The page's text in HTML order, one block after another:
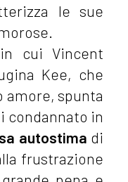
le sue
cui Vincent
Kee, che
amore, spunta
condannato in
autostima di
frustrazione